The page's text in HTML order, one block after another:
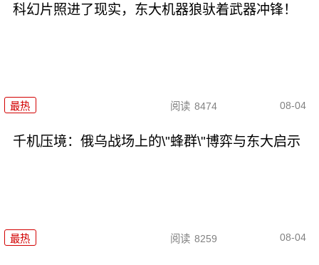
科幻片照进了现实，东大机器狼驮着武器冲锋！
最热 阅读 8474 08-04
千机压境：俄乌战场上的\"蜂群\"博弈与东大启示
最热 阅读 8259 08-04